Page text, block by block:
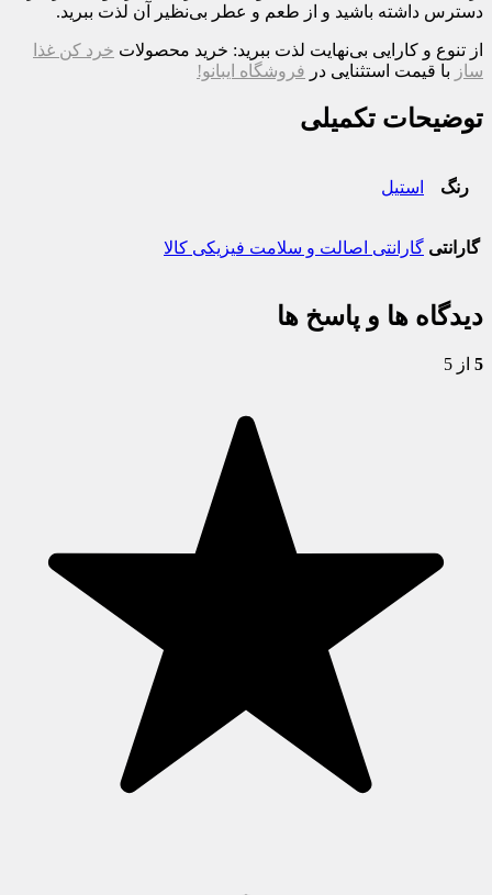
دسترس داشته باشید و از طعم و عطر بی‌نظیر آن لذت ببرید.
از تنوع و کارایی بی‌نهایت لذت ببرید: خرید محصولات خرد کن غذا
ساز با قیمت استثنایی در فروشگاه ایبانو!
توضیحات تکمیلی
رنگ استیل
گارانتی گارانتی اصالت و سلامت فیزیکی کالا
دیدگاه ها و پاسخ ها
5 از 5